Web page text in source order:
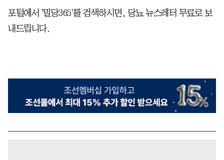
포털에서 '밀당365'를 검색하시면, 당뇨 뉴스레터 무료로 보
내드립니다.​